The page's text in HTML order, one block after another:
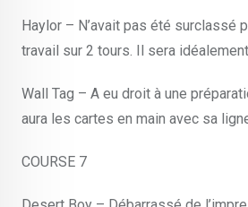
Haylor – N’avait pas été surclassé
travail sur 2 tours. Il sera
Wall Tag – A eu droit à une
aura les cartes en main avec sa
COURSE 7